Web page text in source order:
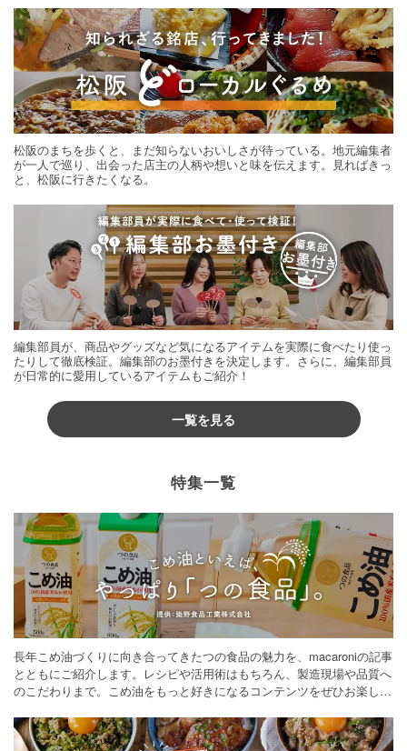
松阪のまちを歩くと、まだ知らないおいしさが待っている。地元編集者
が一人で巡り、出会った店主の人柄や想いと味を伝えます。見ればきっ
と、松阪に行きたくなる。
編集部員が、商品やグッズなど気になるアイテムを実際に食べたり使っ
たりして徹底検証。編集部のお墨付きを決定します。さらに、編集部員
が日常的に愛用しているアイテムもご紹介！
一覧を見る
特集一覧
長年こめ油づくりに向き合ってきたつの食品の魅力を、macaroniの記事
とともにご紹介します。レシピや活用術はもちろん、製造現場や品質へ
のこだわりまで。こめ油をもっと好きになるコンテンツをぜひお楽しみ